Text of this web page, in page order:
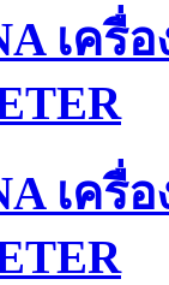
เค
เค